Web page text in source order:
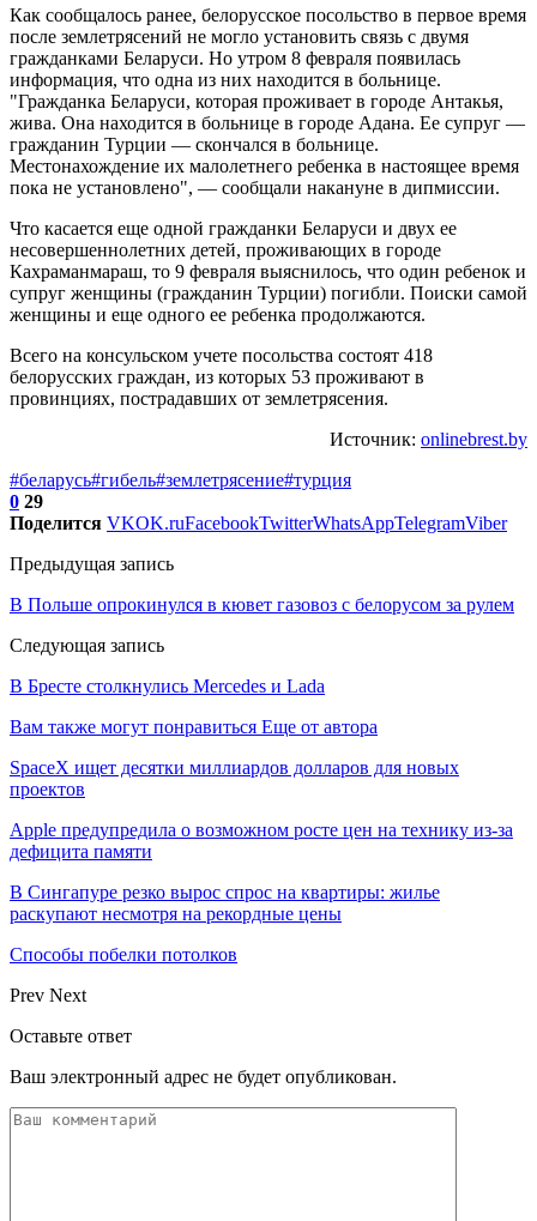
Как сообщалось ранее, белорусское посольство в первое время
после землетрясений не могло установить связь с двумя
гражданками Беларуси. Но утром 8 февраля появилась
информация, что одна из них находится в больнице.
"Гражданка Беларуси, которая проживает в городе Антакья,
жива. Она находится в больнице в городе Адана. Ее супруг —
гражданин Турции — скончался в больнице.
Местонахождение их малолетнего ребенка в настоящее время
пока не установлено", — сообщали накануне в дипмиссии.
Что касается еще одной гражданки Беларуси и двух ее
несовершеннолетних детей, проживающих в городе
Кахраманмараш, то 9 февраля выяснилось, что один ребенок и
супруг женщины (гражданин Турции) погибли. Поиски самой
женщины и еще одного ее ребенка продолжаются.
Всего на консульском учете посольства состоят 418
белорусских граждан, из которых 53 проживают в
провинциях, пострадавших от землетрясения.
Источник: onlinebrest.by
#беларусь#гибель#землетрясение#турция
0 29
Поделится VKOK.ruFacebookTwitterWhatsAppTelegramViber
Предыдущая запись
В Польше опрокинулся в кювет газовоз с белорусом за рулем
Следующая запись
В Бресте столкнулись Mercedes и Lada
Вам также могут понравиться Еще от автора
SpaceX ищет десятки миллиардов долларов для новых
проектов
Apple предупредила о возможном росте цен на технику из-за
дефицита памяти
В Сингапуре резко вырос спрос на квартиры: жилье
раскупают несмотря на рекордные цены
Способы побелки потолков
Prev Next
Оставьте ответ
Ваш электронный адрес не будет опубликован.